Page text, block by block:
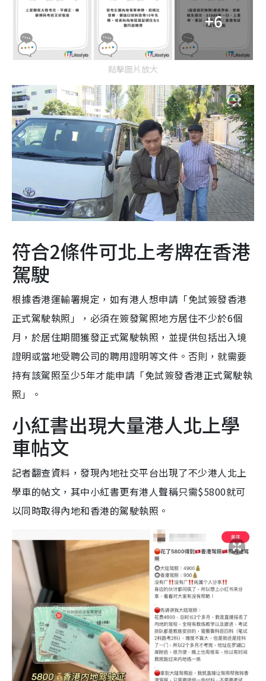
+6
點擊圖片放大
符合2條件可北上考牌在香港
駕駛
根據香港運輸署規定，如有港人想申請「免試簽發香港
正式駕駛執照」，必須在簽發駕照地方居住不少於6個
月，於居住期間獲發正式駕駛執照，並提供包括出入境
證明或當地受聘公司的聘用證明等文件。否則，就需要
持有該駕照至少5年才能申請「免試簽發香港正式駕駛執
照」。
小紅書出現大量港人北上學
車帖文
記者翻查資料，發現內地社交平台出現了不少港人北上
學車的帖文，其中小紅書更有港人聲稱只需$5800就可
以同時取得內地和香港的駕駛執照。